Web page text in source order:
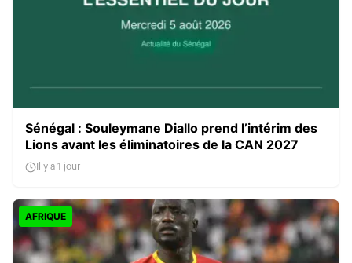
Sénégal : Souleymane Diallo prend l’intérim des
Lions avant les éliminatoires de la CAN 2027
Il y a 1 jour
AFRIQUE